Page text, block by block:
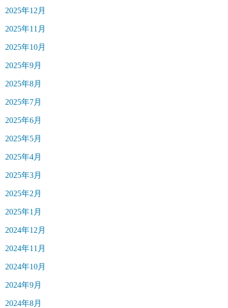
2025年12月
2025年11月
2025年10月
2025年9月
2025年8月
2025年7月
2025年6月
2025年5月
2025年4月
2025年3月
2025年2月
2025年1月
2024年12月
2024年11月
2024年10月
2024年9月
2024年8月